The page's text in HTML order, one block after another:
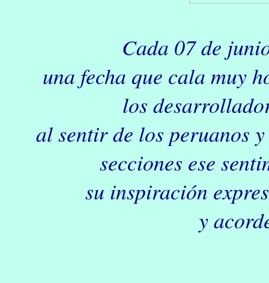
Cada 07 de
una fecha que cala muy
los
al sentir de los peruanos
secciones ese
su inspiración
y